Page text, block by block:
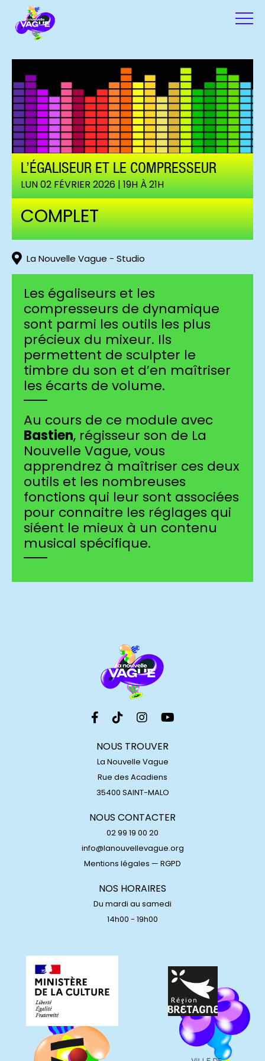
L’ÉGALISEUR ET LE COMPRESSEUR
LUN 02 FÉVRIER 2026 | 19H À 21H
COMPLET
La Nouvelle Vague - Studio
Les égaliseurs et les
compresseurs de dynamique
sont parmi les outils les plus
précieux du mixeur. Ils
permettent de sculpter le
timbre du son et d’en maîtriser
les écarts de volume.
Au cours de ce module avec
Bastien, régisseur son de La
Nouvelle Vague, vous
apprendrez à maîtriser ces deux
outils et les nombreuses
fonctions qui leur sont associées
pour connaitre les réglages qui
siéent le mieux à un contenu
musical spécifique.
NOUS TROUVER
La Nouvelle Vague
Rue des Acadiens
35400 SAINT-MALO
NOUS CONTACTER
02 99 19 00 20
info@lanouvellevague.org
Mentions légales — RGPD
NOS HORAIRES
Du mardi au samedi
14h00 - 19h00